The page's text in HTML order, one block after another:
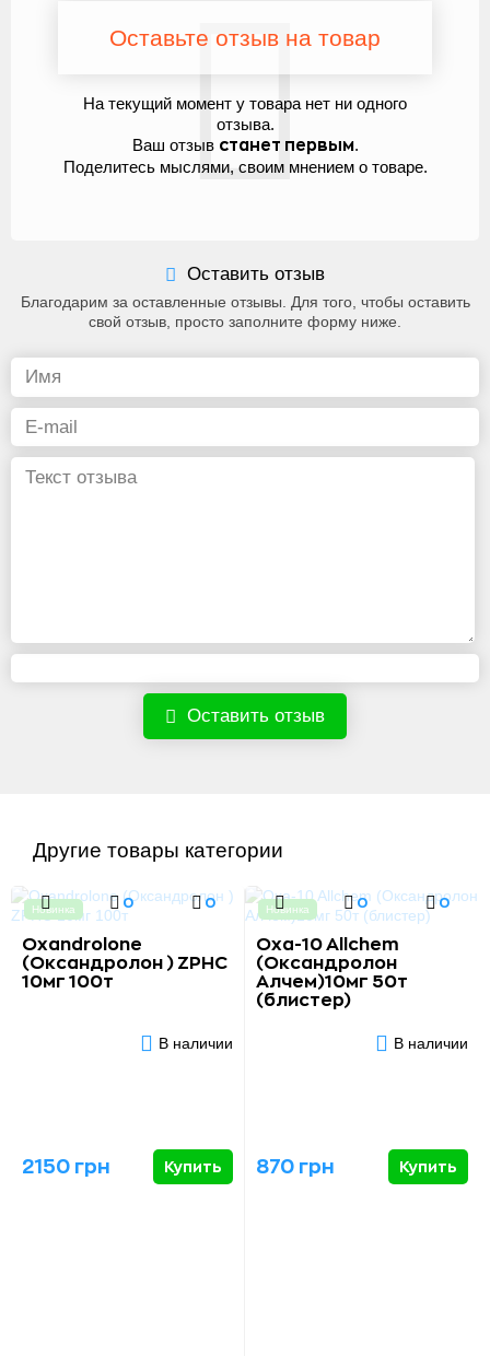
Оставьте отзыв на товар
На текущий момент у товара нет ни одного
отзыва.
Ваш отзыв станет первым.
Поделитесь мыслями, своим мнением о товаре.
Оставить отзыв
Благодарим за оставленные отзывы. Для того, чтобы оставить
свой отзыв, просто заполните форму ниже.
Оставить отзыв
Другие товары категории
Новинка 0 0
Oxandrolone
(Оксандролон ) ZPHC
10мг 100т
В наличии
2150 грн Купить
Новинка 0 0
Oxa-10 Allchem
(Оксандролон
Алчем)10мг 50т
(блистер)
В наличии
870 грн Купить